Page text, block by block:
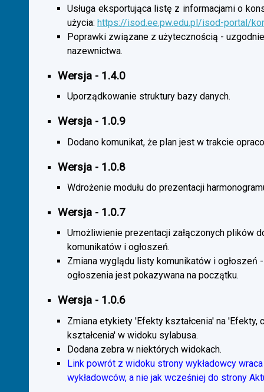
Usługa eksportująca listę z informacjami o
użycia: https://isod.ee.pw.edu.pl/isod-portal/
Poprawki związane z użytecznością -
nazewnictwa.
Wersja - 1.4.0
Uporządkowanie struktury bazy danych.
Wersja - 1.0.9
Dodano komunikat, że plan jest w trakcie
Wersja - 1.0.8
Wdrożenie modułu do prezentacji
Wersja - 1.0.7
Umożliwienie prezentacji załączonych plików
komunikatów i ogłoszeń.
Zmiana wyglądu listy komunikatów i ogłoszeń
ogłoszenia jest pokazywana na początku.
Wersja - 1.0.6
Zmiana etykiety 'Efekty kształcenia' na 'Efekty,
kształcenia' w widoku sylabusa.
Dodana zebra w niektórych widokach.
Link powrót z widoku strony wykładowcy
wykładowców, a nie jak wcześniej do strony